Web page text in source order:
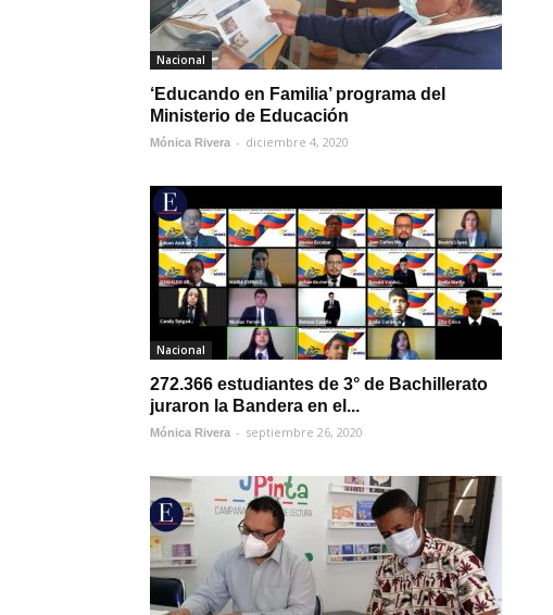
Nacional
‘Educando en Familia’ programa del
Ministerio de Educación
Mónica Rivera - diciembre 4, 2020
Nacional
272.366 estudiantes de 3° de Bachillerato
juraron la Bandera en el...
Mónica Rivera - septiembre 26, 2020